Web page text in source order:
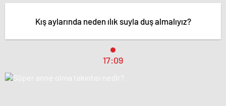
Kış aylarında neden ılık suyla duş almalıyız?
17:09